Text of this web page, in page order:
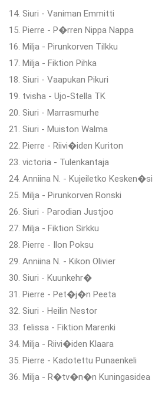
14. Siuri - Vaniman Emmitti
15. Pierre - P�rren Nippa Nappa
16. Milja - Pirunkorven Tilkku
17. Milja - Fiktion Pihka
18. Siuri - Vaapukan Pikuri
19. tvisha - Ujo-Stella TK
20. Siuri - Marrasmurhe
21. Siuri - Muiston Walma
22. Pierre - Riivi�iden Kuriton
23. victoria - Tulenkantaja
24. Anniina N. - Kujeiletko Kesken�si
25. Milja - Pirunkorven Ronski
26. Siuri - Parodian Justjoo
27. Milja - Fiktion Sirkku
28. Pierre - Ilon Poksu
29. Anniina N. - Kikon Olivier
30. Siuri - Kuunkehr�
31. Pierre - Pet�j�n Peeta
32. Siuri - Heilin Nestor
33. felissa - Fiktion Marenki
34. Milja - Riivi�iden Klaara
35. Pierre - Kadotettu Punaenkeli
36. Milja - R�tv�n�n Kuningasidea